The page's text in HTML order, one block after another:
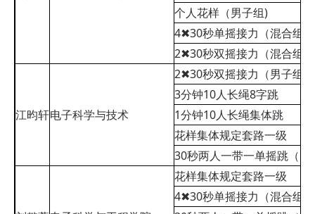
个人花样（男子组)
4✖30秒单摇接力（混合组)
2✖30秒双摇接力（混合组)
江昀轩电子科学与技术
2✖30秒双摇接力（男子组)
3分钟10人长绳8字跳
1分钟10人长绳集体跳
花样集体规定套路一级
30秒两人一带一单摇跳（男
花样集体规定套路一级
4✖30秒单摇接力（混合组)